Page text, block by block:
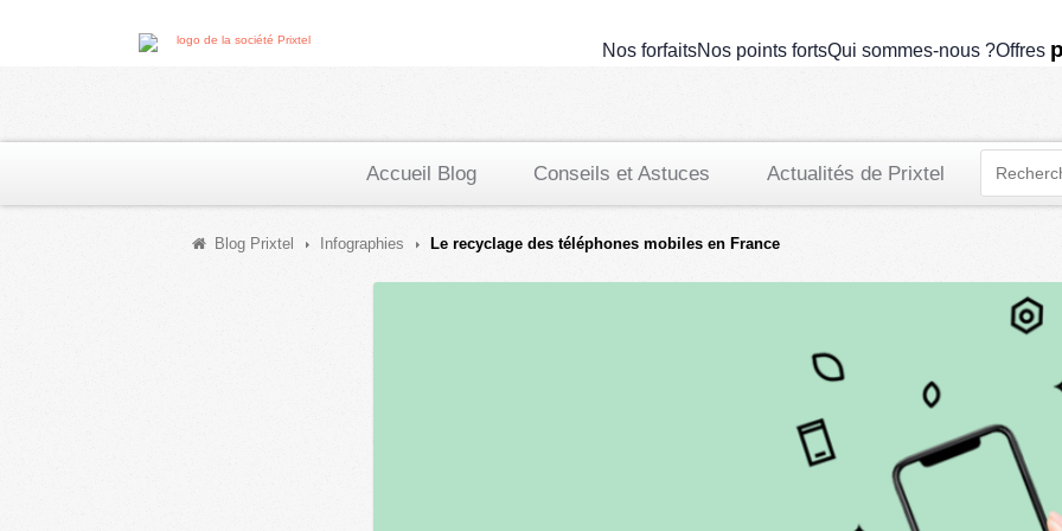
Nos forfaitsNos points fortsQui sommes-nous ?Offres
Accueil Blog Conseils et Astuces Actualités de Prixtel
Blog Prixtel Infographies Le recyclage des téléphones mobiles en France